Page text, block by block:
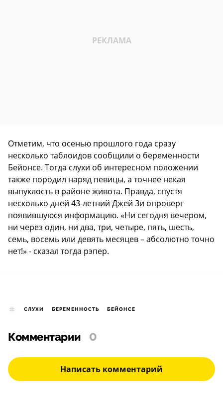
Отметим, что осенью прошлого года сразу
несколько таблоидов сообщили о беременности
Бейонсе. Тогда слухи об интересном положении
также породил наряд певицы, а точнее некая
выпуклость в районе живота. Правда, спустя
несколько дней 43-летний Джей Зи опроверг
появившуюся информацию. «Ни сегодня вечером,
ни через один, ни два, три, четыре, пять, шесть,
семь, восемь или девять месяцев – абсолютно точно
нет!» - сказал тогда рэпер.
СЛУХИ БЕРЕМЕННОСТЬ БЕЙОНСЕ
Комментарии 0
Написать комментарий